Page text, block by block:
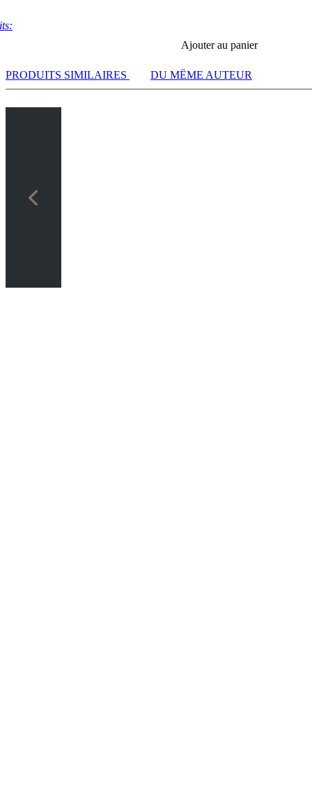
Ajouter au panier
PRODUITS SIMILAIRES DU MÊME AUTEUR